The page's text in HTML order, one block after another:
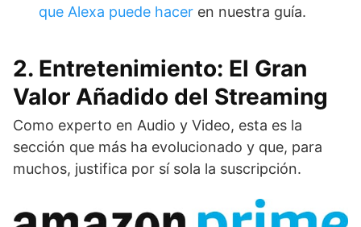
que Alexa puede hacer en nuestra guía.
2. Entretenimiento: El Gran
Valor Añadido del Streaming
Como experto en Audio y Video, esta es la
sección que más ha evolucionado y que, para
muchos, justifica por sí sola la suscripción.